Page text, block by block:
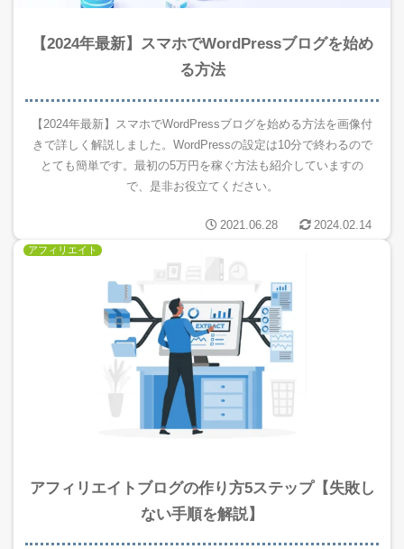
【2024年最新】スマホでWordPressブログを始め
る方法
【2024年最新】スマホでWordPressブログを始める方法を画像付
きで詳しく解説しました。WordPressの設定は10分で終わるので
とても簡単です。最初の5万円を稼ぐ方法も紹介していますの
で、是非お役立てください。
2021.06.28 2024.02.14
アフィリエイト
アフィリエイトブログの作り方5ステップ【失敗し
ない手順を解説】